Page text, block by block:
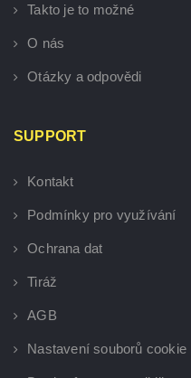
Takto je to možné
O nás
Otázky a odpovědi
SUPPORT
Kontakt
Podmínky pro využívání
Ochrana dat
Tiráž
AGB
Nastavení souborů cookie